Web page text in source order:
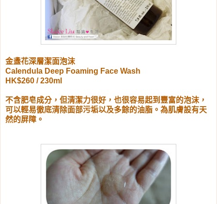
金盞花深層潔面泡沫
Calendula Deep Foaming Face Wash
HK$260 / 230ml
不含肥皂成分，但清潔力很好，也很容易起到豐富的泡沫，
可以輕易徹底清除面部污垢以及多餘的油脂。為肌膚設有天
然的屏障。